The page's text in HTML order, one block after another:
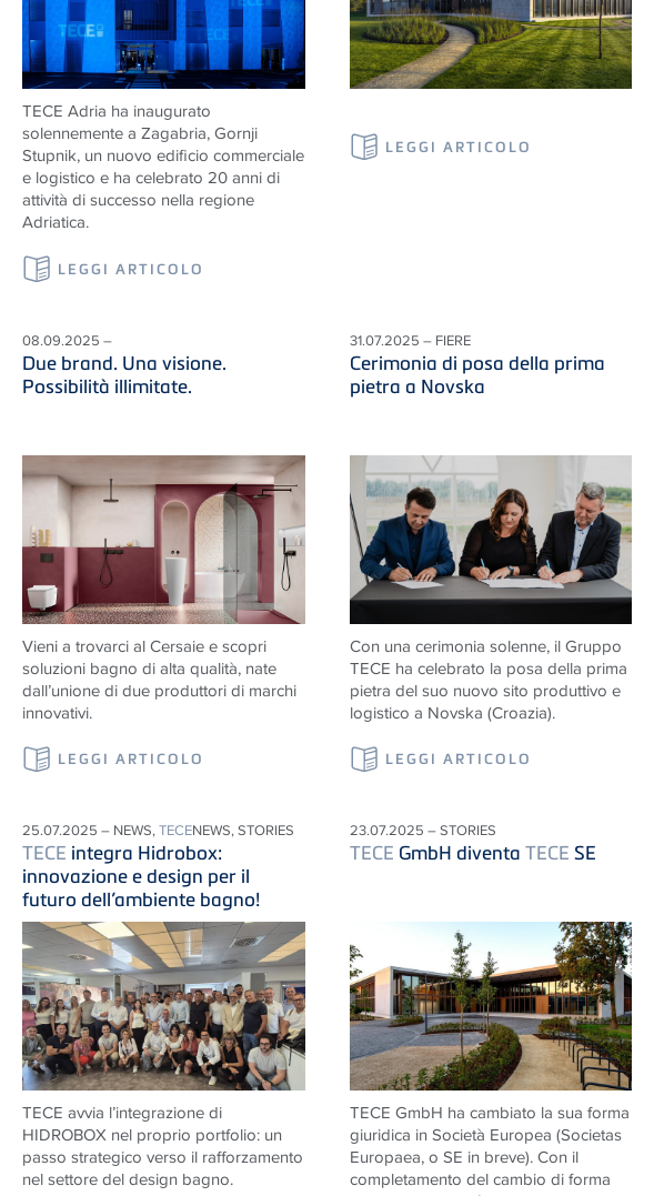
TECE Adria ha inaugurato
solennemente a Zagabria, Gornji
Stupnik, un nuovo edificio commerciale
e logistico e ha celebrato 20 anni di
attività di successo nella regione
Adriatica.
LEGGI ARTICOLO
LEGGI ARTICOLO
08.09.2025 –
Due brand. Una visione.
Possibilità illimitate.
Vieni a trovarci al Cersaie e scopri
soluzioni bagno di alta qualità, nate
dall’unione di due produttori di marchi
innovativi.
LEGGI ARTICOLO
31.07.2025 – FIERE
Cerimonia di posa della prima
pietra a Novska
Con una cerimonia solenne, il Gruppo
TECE ha celebrato la posa della prima
pietra del suo nuovo sito produttivo e
logistico a Novska (Croazia).
LEGGI ARTICOLO
25.07.2025 – NEWS,TECENEWS, STORIES
TECE integra Hidrobox:
innovazione e design per il
futuro dell’ambiente bagno!
TECE avvia l’integrazione di
HIDROBOX nel proprio portfolio: un
passo strategico verso il rafforzamento
nel settore del design bagno.
23.07.2025 – STORIES
TECE GmbH diventa TECE SE
TECE GmbH ha cambiato la sua forma
giuridica in Società Europea (Societas
Europaea, o SE in breve). Con il
completamento del cambio di forma